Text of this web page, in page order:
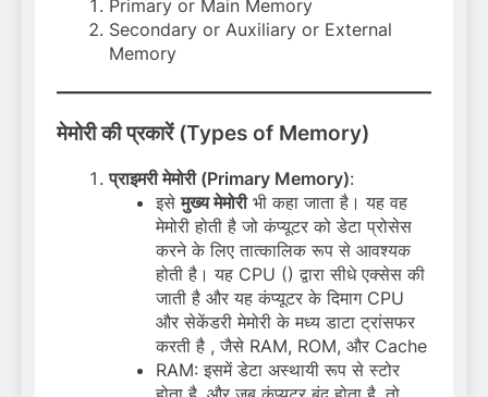
Primary or Main Memory
Secondary or Auxiliary or External
Memory
मेमोरी की प्रकारें (Types of Memory)
प्राइमरी मेमोरी (Primary Memory):
इसेमुख्य मेमोरीभी कहा जाता है। यह वह
मेमोरी होती है जो कंप्यूटर को डेटा प्रोसेस
करने के लिए तात्कालिक रूप से आवश्यक
होती है। यह CPU () द्वारा सीधे एक्सेस की
जाती है और यह कंप्यूटर के दिमाग CPU
और सेकेंडरी मेमोरी के मध्य डाटा ट्रांसफर
करती है , जैसे RAM, ROM, और Cache
RAM: इसमें डेटा अस्थायी रूप से स्टोर